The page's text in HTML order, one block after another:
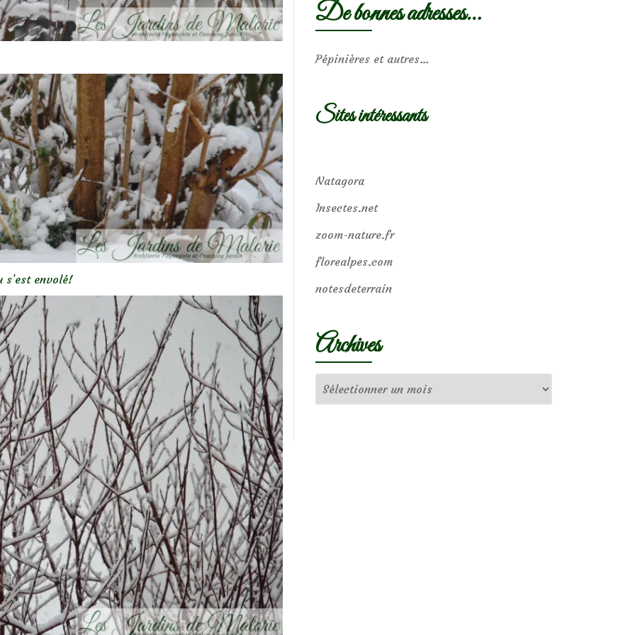
s’est envolé!
De bonnes adresses…
Pépinières et autres…
Sites intéressants
Natagora
Insectes.net
zoom-nature.fr
florealpes.com
notesdeterrain
Archives
Archives